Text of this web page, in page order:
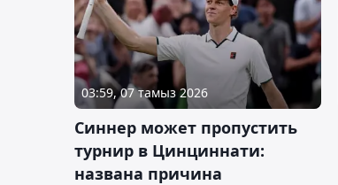
03:59, 07 тамыз 2026
Синнер может пропустить
турнир в Цинциннати:
названа причина